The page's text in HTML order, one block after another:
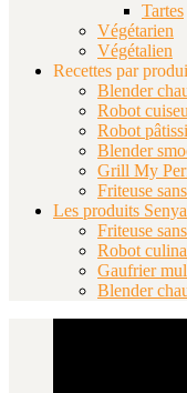
Tartes
Végétarien
Végétalien
Recettes par
Blender
Robot
Robot
Blender
Grill My
Friteuse
Les produits Senya
Friteuse
Robot
Gaufrier
Blender